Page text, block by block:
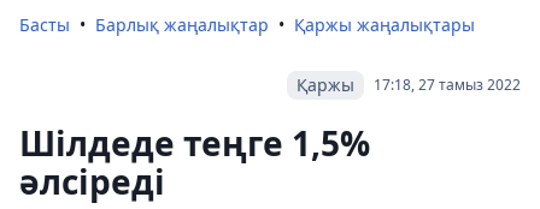
Басты Барлық жаңалықтар Қаржы жаңалықтары
17:18, 27 тамыз 2022
Қаржы
Шілдеде теңге 1,5%
әлсіреді